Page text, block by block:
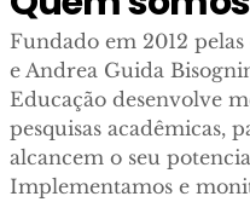
Fundado em 2012
e Andrea Guida
Educação desenvolve
pesquisas acadêmicas,
alcancem o seu
Implementamos e